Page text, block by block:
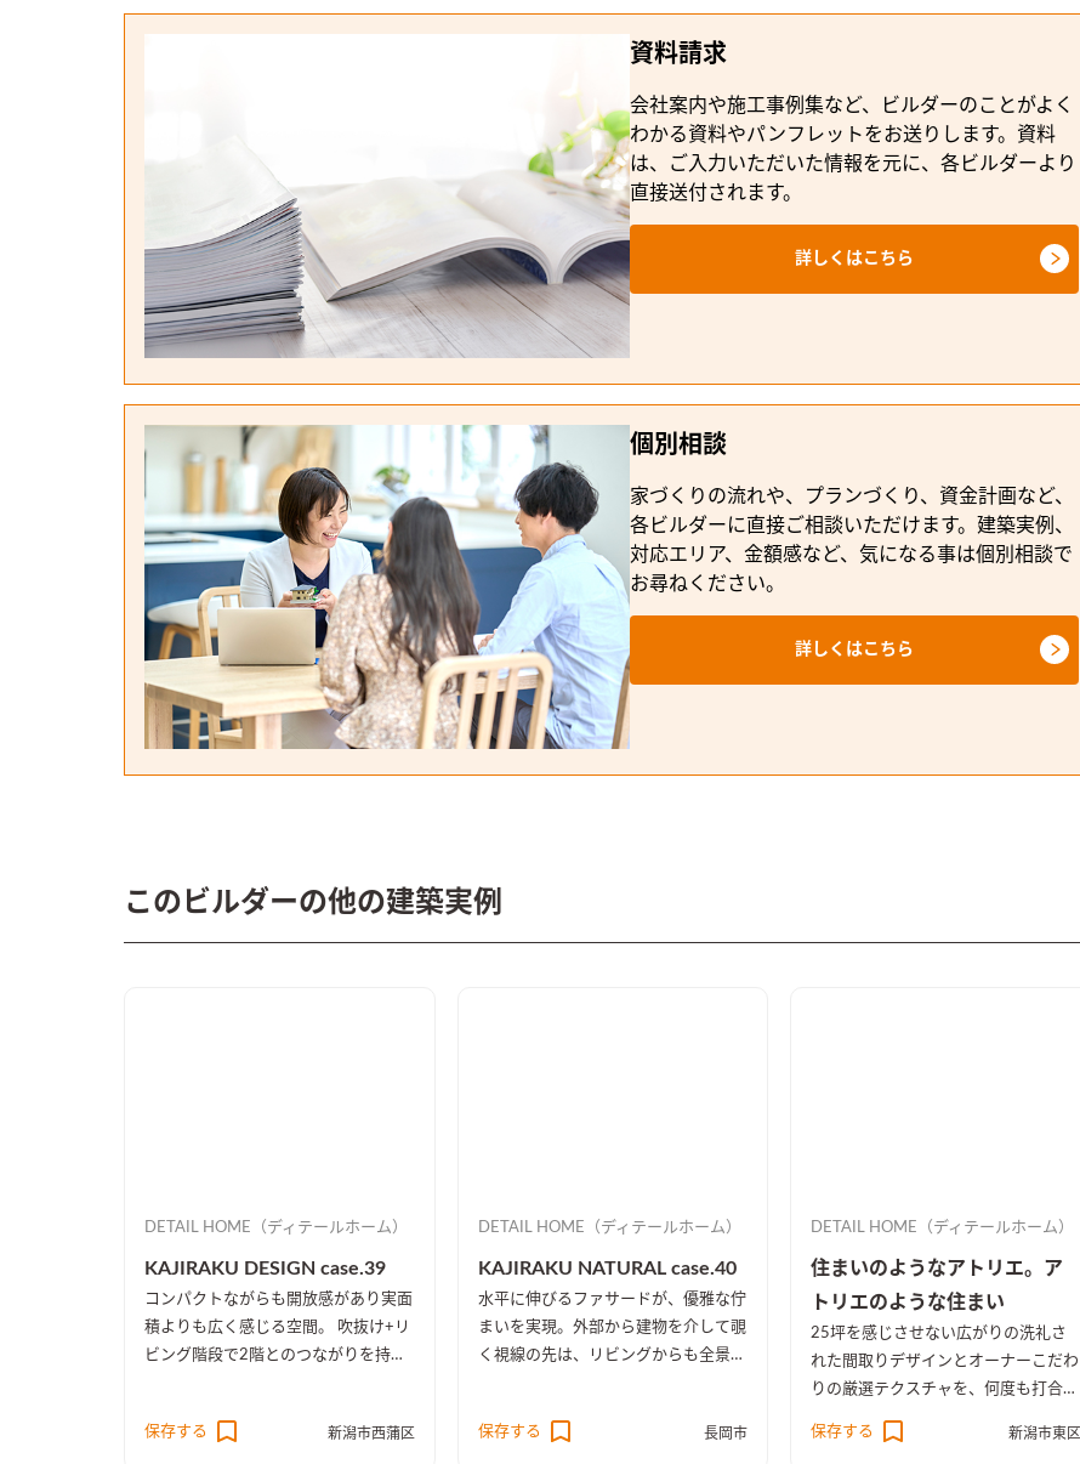
資料請求
会社案内や施工事例集など、ビルダーのことがよく
わかる資料やパンフレットをお送りします。資料
は、ご入力いただいた情報を元に、各ビルダーより
直接送付されます。
詳しくはこちら
個別相談
家づくりの流れや、プランづくり、資金計画など、
各ビルダーに直接ご相談いただけます。建築実例、
対応エリア、金額感など、気になる事は個別相談で
お尋ねください。
詳しくはこちら
このビルダーの他の建築実例
DETAIL HOME（ディテールホーム）
KAJIRAKU DESIGN case.39
コンパクトながらも開放感があり実面
積よりも広く感じる空間。 吹抜け+リ
ビング階段で2階とのつながりを持た
より、1階・2階の一体感を演出しま
保存する 新潟市西蒲区
DETAIL HOME（ディテールホーム）
KAJIRAKU NATURAL case.40
水平に伸びるファサードが、優雅な佇
まいを実現。外部から建物を介して覗
く視線の先は、リビングからも全景を
た。
保存する 長岡市
DETAIL HOME（ディテールホーム）
住まいのようなアトリエ。ア
トリエのような住まい
25坪を感じさせない広がりの洗礼さ
れた間取りデザインとオーナーこだわ
りの厳選テクスチャを、何度も打合せ
調和した空間。きっと家から出たくな
保存する 新潟市東区